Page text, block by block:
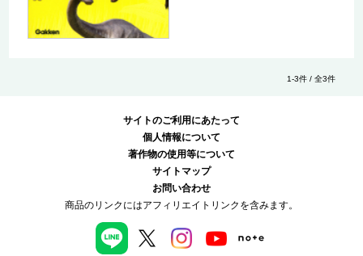
1-3件 / 全3件
サイトのご利用にあたって
個人情報について
著作物の使用等について
サイトマップ
お問い合わせ
商品のリンクにはアフィリエイトリンクを含みます。